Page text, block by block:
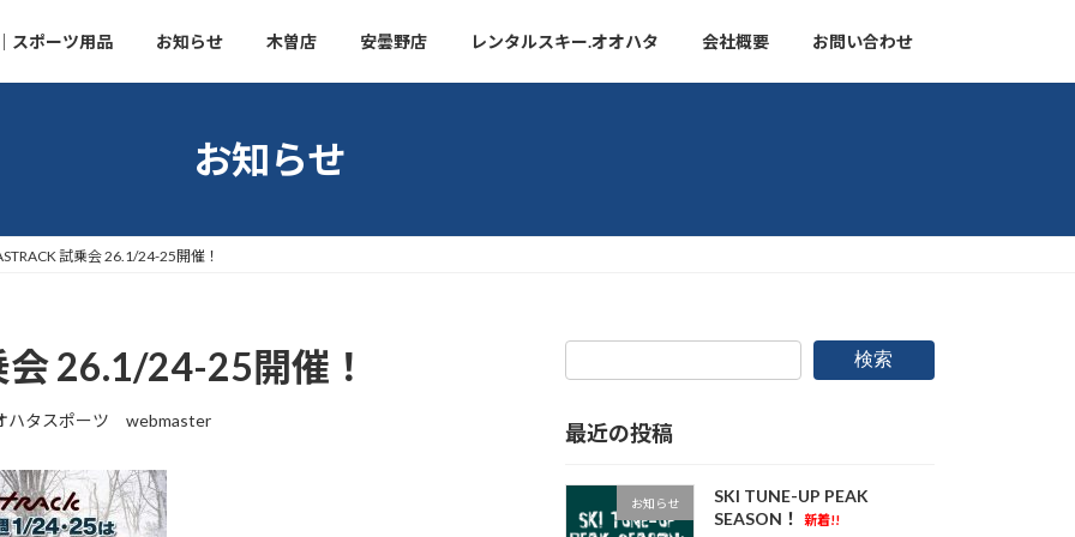
スポーツ用品 お知らせ 木曽店 安曇野店 レンタルスキー.オオハタ 会社概要 お問い合わせ
お知らせ
試乗会 26.1/24-25開催！
26.1/24-25開催！
ハタスポーツ webmaster
検索
最近の投稿
お知らせ
SKI TUNE-UP PEAK
SEASON！
新着!!